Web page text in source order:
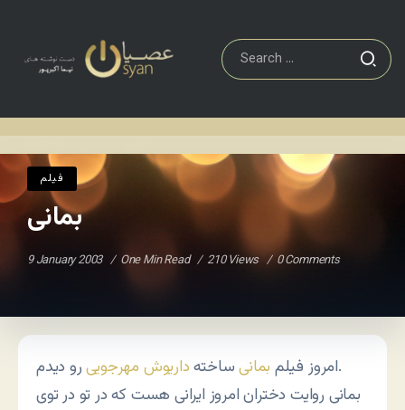
فيلم
بمانی
9 January 2003 One Min Read 210 Views 0 Comments
امروز فیلم بمانیساختهداریوش مهرجویی
رو دیدم.
بمانی روایت دختران امروز ایرانی هست که در تو در توی